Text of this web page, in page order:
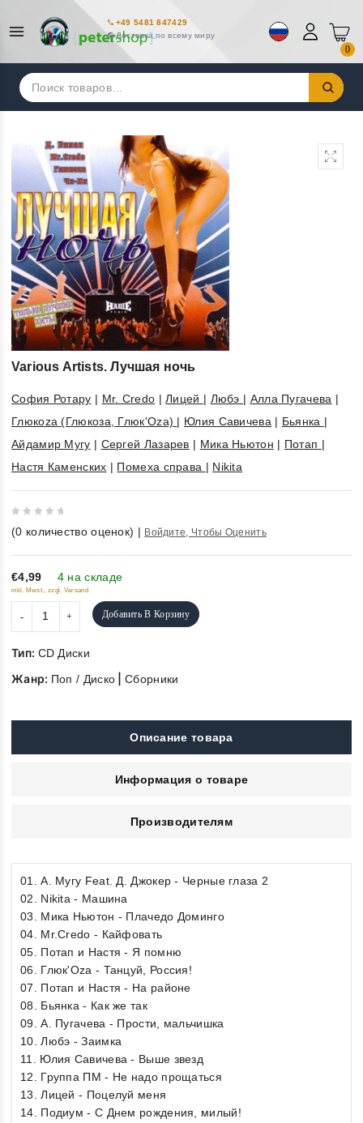
+49 5481 847429
Доставка по всему миру
0
Искать:
Various Artists. Лучшая ночь
София Ротару | Mr. Credo |Лицей | Любэ | Алла Пугачева |
Глюкоzа (Глюкоза, Глюк'Оza) | Юлия Савичева | Бьянка |
Айдамир Мугу | Сергей Лазарев | Мика Ньютон | Потап |
Настя Каменских | Помеха справа | Nikita
out
of
5
(0 количество оценок) | Войдите, Чтобы Оценить
€4,99 4 на складе
inkl. Mwst., zzgl. Versand
Добавить В Корзину
Тип: CD Диски
Жанр: Поп / Диско |Сборники
Описание товара
Информация о товаре
Производителям
01. А. Мугу Feat. Д. Джокер - Черные глаза 2
02. Nikita - Машина
03. Мика Ньютон - Плачедо Доминго
04. Mr.Credo - Кайфовать
05. Потап и Настя - Я помню
06. Глюк'Oza - Танцуй, Россия!
07. Потап и Настя - На районе
08. Бьянка - Как же так
09. А. Пугачева - Прости, мальчишка
10. Любэ - Заимка
11. Юлия Савичева - Выше звезд
12. Группа ПМ - Не надо прощаться
13. Лицей - Поцелуй меня
14. Подиум - С Днем рождения, милый!